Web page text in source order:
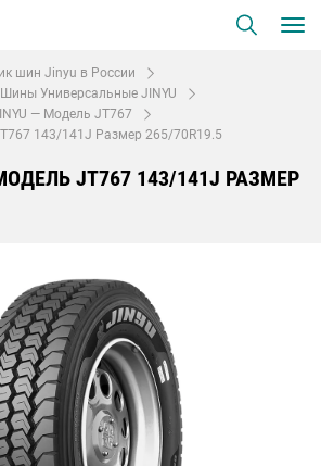
шин Jinyu в России
Шины Универсальные JINYU
— Модель JT767
143/141J Размер 265/70R19.5
JT767 143/141J РАЗМЕР